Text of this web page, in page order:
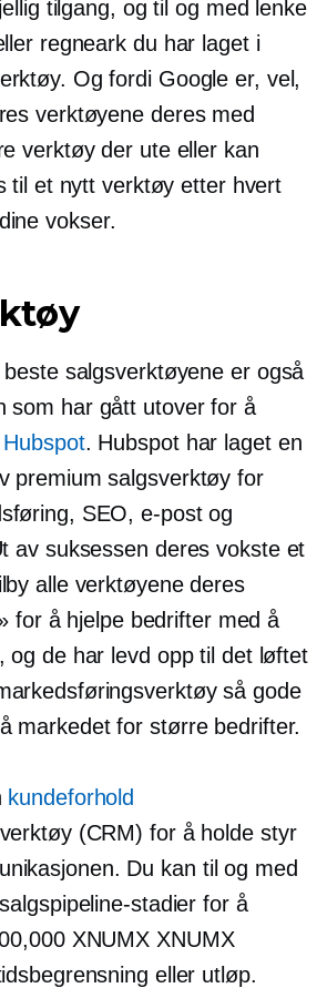
tilgang, og til og med lenke
regneark du har laget i
Og fordi Google er, vel,
verktøyene deres med
verktøy der ute eller kan
til et nytt verktøy etter hvert
vokser.
salgsverktøyene er også
som har gått utover for å
Hubspot. Hubspot har laget en
premium salgsverktøy for
SEO, e-post og
av suksessen deres vokste et
alle verktøyene deres
for å hjelpe bedrifter med å
og de har levd opp til det løftet
så gode
markedet for større bedrifter.
kundeforhold
(CRM) for å holde styr
Du kan til og med
stadier for å
XNUMX XNUMX
eller utløp.